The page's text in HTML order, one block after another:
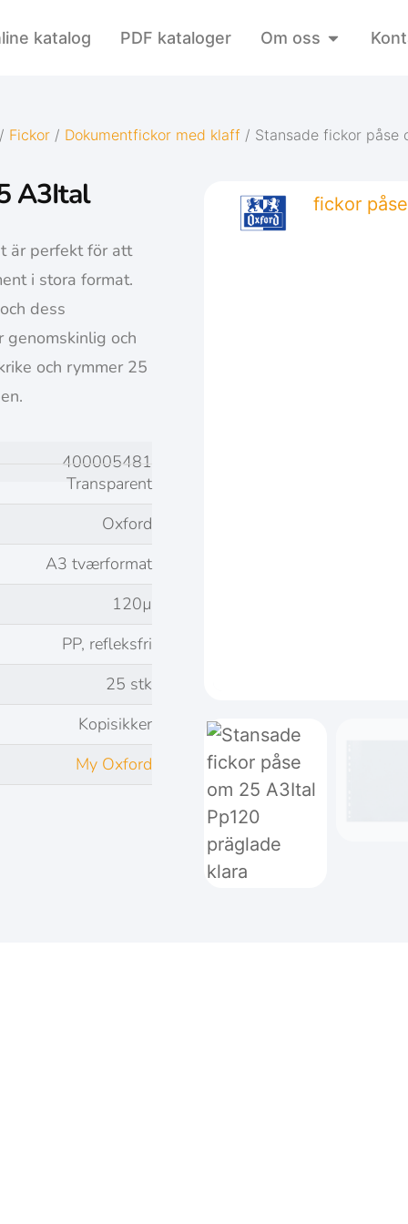
katalog PDF kataloger Om oss
/ Fickor / Dokumentfickor med klaff / Stansade fickor påse
A3Ital
är perfekt för att
i stora format.
dess
genomskinlig och
och rymmer 25
400005481
Transparent
Oxford
A3 tværformat
120µ
PP, refleksfri
25 stk
Kopisikker
My Oxford